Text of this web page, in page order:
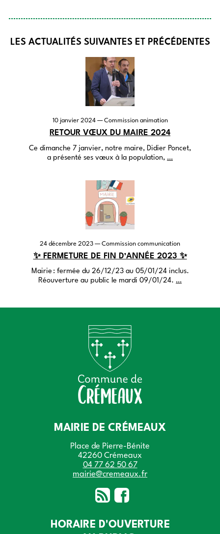
LES ACTUALITÉS SUIVANTES ET PRÉCÉDENTES
10 janvier 2024— Commission animation
RETOUR VŒUX DU MAIRE 2024
Ce dimanche 7 janvier, notre maire, Didier Poncet,
a présenté ses vœux à la population, …
24 décembre 2023 — Commission communication
✨ FERMETURE DE FIN D’ANNÉE 2023 ✨
Mairie : fermée du 26/12/23 au 05/01/24 inclus.
Réouverture au public le mardi 09/01/24. …
MAIRIE DE CRÉMEAUX
Place de Pierre-Bénite
42260 Crémeaux
04 77 62 50 67
mairie@cremeaux.fr
HORAIRE D'OUVERTURE